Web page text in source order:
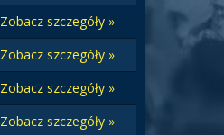
Zobacz szczegóły »
Zobacz szczegóły »
Zobacz szczegóły »
Zobacz szczegóły »